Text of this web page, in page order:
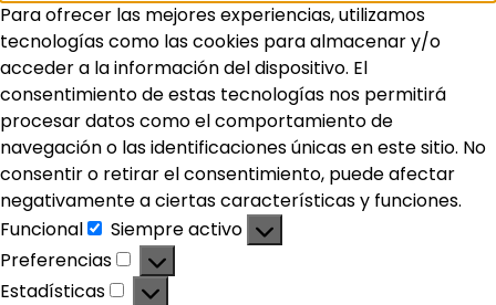
Para ofrecer las mejores experiencias, utilizamos
tecnologías como las cookies para almacenar y/o
acceder a la información del dispositivo. El
consentimiento de estas tecnologías nos permitirá
procesar datos como el comportamiento de
navegación o las identificaciones únicas en este sitio. No
consentir o retirar el consentimiento, puede afectar
negativamente a ciertas características y funciones.
Funcional
Siempre activo
Preferencias
Estadísticas